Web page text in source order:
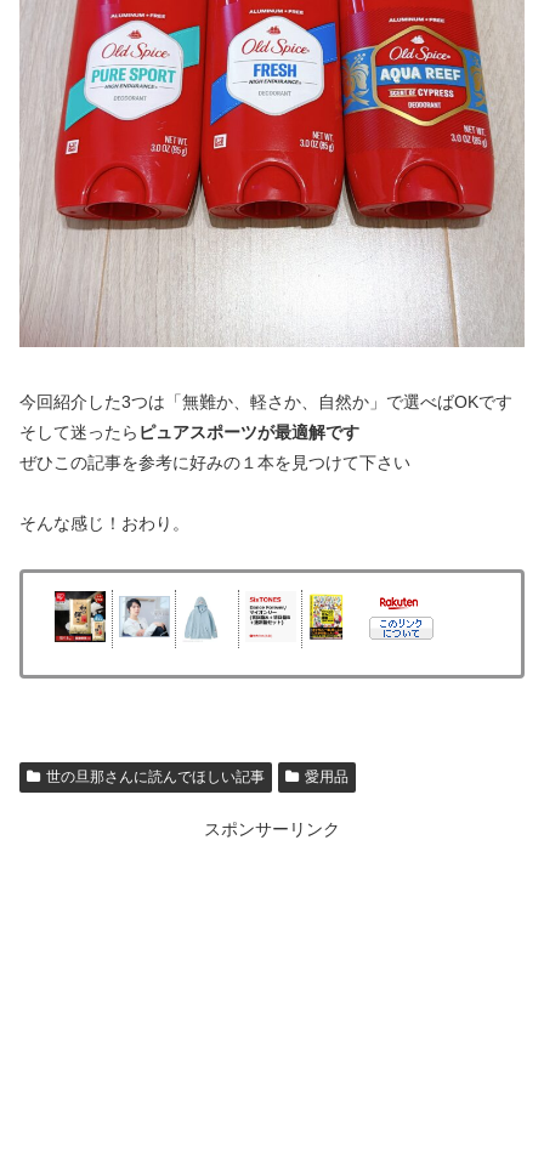
今回紹介した3つは「無難か、軽さか、自然か」で選べばOKです
そして迷ったら ピュアスポーツが最適解です
ぜひこの記事を参考に好みの１本を見つけて下さい
そんな感じ！おわり。
世の旦那さんに読んでほしい記事 愛用品
スポンサーリンク